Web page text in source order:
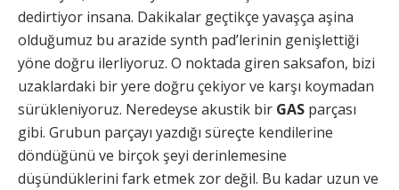
dedirtiyor insana. Dakikalar geçtikçe yavaşça aşina
olduğumuz bu arazide synth pad’lerinin genişlettiği
yöne doğru ilerliyoruz. O noktada giren saksafon, bizi
uzaklardaki bir yere doğru çekiyor ve karşı koymadan
sürükleniyoruz. Neredeyse akustik bir GAS parçası
gibi. Grubun parçayı yazdığı süreçte kendilerine
döndüğünü ve birçok şeyi derinlemesine
düşündüklerini fark etmek zor değil. Bu kadar uzun ve